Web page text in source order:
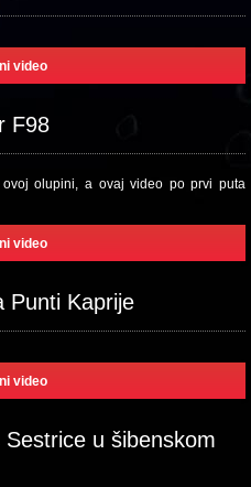
video
F98
olupini, a ovaj video po prvi puta
video
Punti Kaprije
video
u šibenskom